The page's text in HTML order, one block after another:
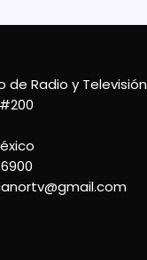
de Radio y Televisión